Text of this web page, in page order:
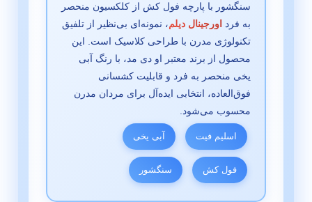
سنگشور با پارچه فول کش از کلکسیون منحصر
به فرد اورجینال دیلم، نمونه‌ای بی‌نظیر از تلفیق
تکنولوژی مدرن با طراحی کلاسیک است. این
محصول از برند معتبر او دی مد، با رنگ آبی
یخی منحصر به فرد و قابلیت کشسانی
فوق‌العاده، انتخابی ایده‌آل برای مردان مدرن
محسوب می‌شود.
اسلیم فیت آبی یخی
فول کش سنگشور